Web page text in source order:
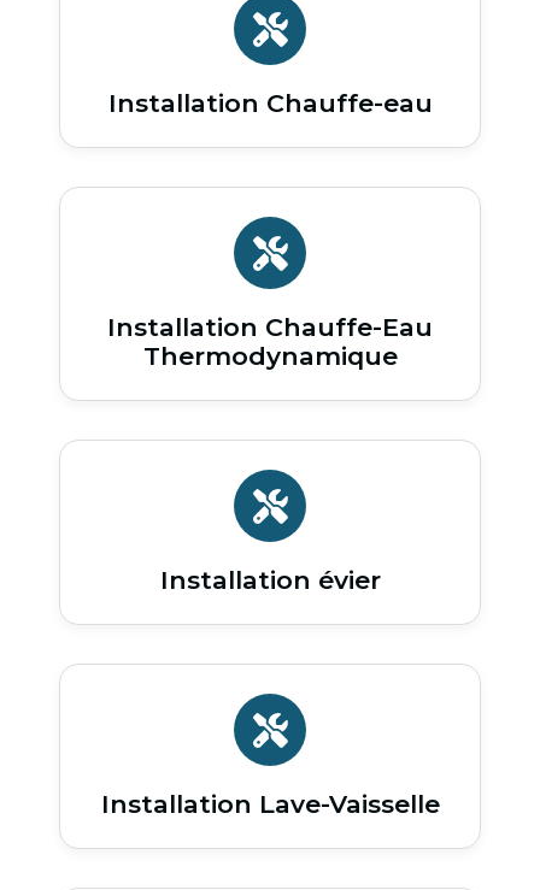
Installation Chauffe-eau
Installation Chauffe-Eau
Thermodynamique
Installation évier
Installation Lave-Vaisselle